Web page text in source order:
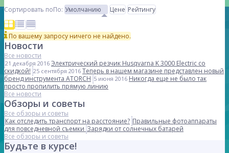
Сортировать поПо: Умолчанию Цене Рейтингу
По вашему запросу ничего не найдено.
Новости
Все новости
21 декабря 2016 Электрический резчик Husqvarna K 3000 Electric со
скидкой! 25 сентября 2016 Теперь в нашем магазине представлен новый
бренд инструмента ATORCH 5 июня 2016 Никогда еще не было так
просто пропилить прямую линию
Все новости
Обзоры и советы
Все обзоры и советы
Как отследить транспорт на расстояние? Правильные фотоаппараты
для повседневной съемки Зарядки от солнечных батарей
Все обзоры и советы
Будьте в курсе!